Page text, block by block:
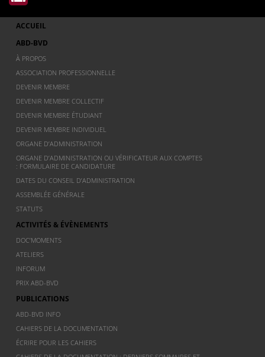
ACCUEIL
ABD-BVD
À PROPOS
ASSOCIATION PROFESSIONNELLE
DEVENIR MEMBRE
DEVENIR MEMBRE COLLECTIF
DEVENIR MEMBRE ÉTUDIANT
DEVENIR MEMBRE INDIVIDUEL
ORGANE D’ADMINISTRATION
ORGANE D’ADMINISTRATION OU VÉRIFICATEUR AUX COMPTES
: FORMULAIRE DE CANDIDATURE
DATES DU CONSEIL D’ADMINISTRATION
ASSEMBLÉE GÉNÉRALE
STATUTS
ACTIVITÉS & ÉVÈNEMENTS
DOC’MOMENTS
ATELIERS
INFORUM
PRIX ABD-BVD
PUBLICATIONS
ABD-BVD INFO
CAHIERS DE LA DOCUMENTATION
ÉCRIRE POUR LES CAHIERS